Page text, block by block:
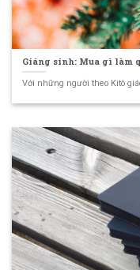
Giáng sinh: Mua gì làm
Với những người theo Kitô